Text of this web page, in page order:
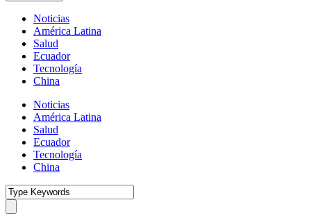
Noticias
América Latina
Salud
Ecuador
Tecnología
China
Noticias
América Latina
Salud
Ecuador
Tecnología
China